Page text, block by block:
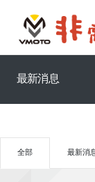
最新消息
全部 最新消